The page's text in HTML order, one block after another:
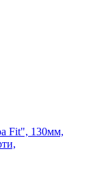
Fit", 130мм,